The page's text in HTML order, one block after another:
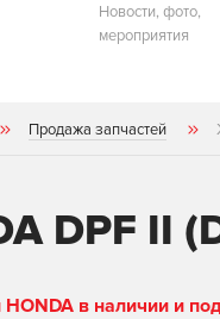
Новости, фото,
мероприятия
Продажа запчастей
DPF II
в наличии и